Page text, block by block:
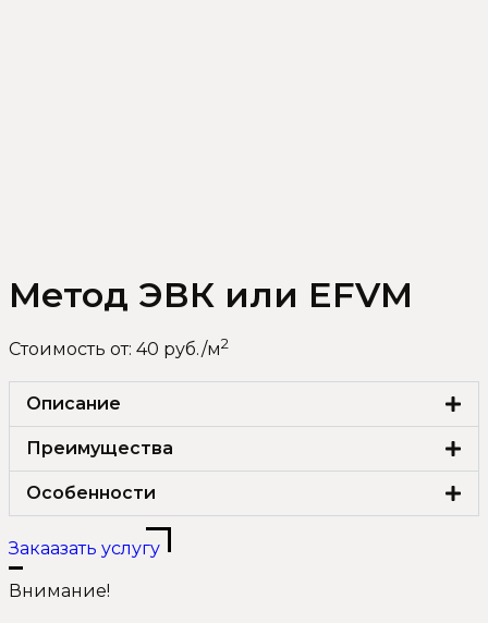
Метод ЭВК или EFVM
Стоимость от: 40 руб./м2
Описание
Преимущества
Особенности
Закаазать услугу
Внимание!